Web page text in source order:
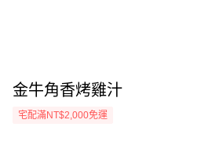
金牛角香烤雞汁
宅配滿NT$2,000免運